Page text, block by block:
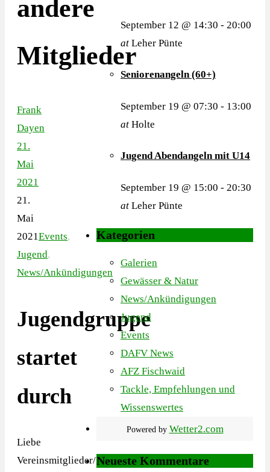
andere
Mitglieder
Frank
Dayen
21.
Mai
2021
21.
Mai
2021Events,
Jugend,
News/Ankündigungen
Jugendgruppe
startet
durch
Liebe
Vereinsmitglieder/innen,
September 12 @ 14:30 - 20:00
at Leher Pünte
Seniorenangeln (60+)
September 19 @ 07:30 - 13:00
at Holte
Jugend Abendangeln mit U14
September 19 @ 15:00 - 20:30
at Leher Pünte
Kategorien
Galerien
Gewässer & Natur
News/Ankündigungen
Jugend
Events
DAFV News
AFZ Fischwaid
Tackle, Empfehlungen und
Wissenswertes
Powered by Wetter2.com
Neueste Kommentare